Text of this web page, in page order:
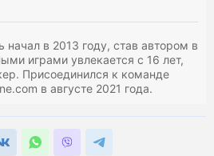
начал в 2013 году, став автором в
играми увлекается с 16 лет,
Присоединился к команде
в августе 2021 года.